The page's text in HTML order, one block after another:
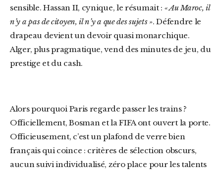
sensible. Hassan II, cynique, le résumait : « Au Maroc, il
n’y a pas de citoyen, il n’y a que des sujets ». Défendre le
drapeau devient un devoir quasi monarchique.
Alger, plus pragmatique, vend des minutes de jeu, du
prestige et du cash.
Alors pourquoi Paris regarde passer les trains ?
Officiellement, Bosman et la FIFA ont ouvert la porte.
Officieusement, c’est un plafond de verre bien
français qui coince : critères de sélection obscurs,
aucun suivi individualisé, zéro place pour les talents